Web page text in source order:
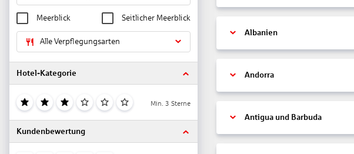
Meerblick Seitlicher Meerblick
Alle Verpflegungsarten
Hotel-Kategorie
Min. 3 Sterne
Kundenbewertung
Albanien
Andorra
Antigua und Barbuda